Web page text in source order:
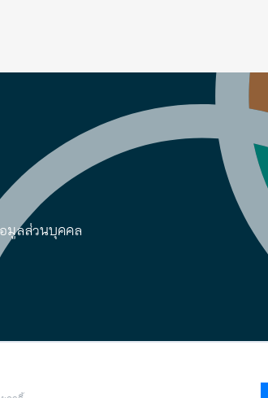
from?
มูลส่วนบุคคล